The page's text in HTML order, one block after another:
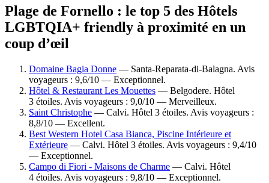
Plage de Fornello : le top 5 des Hôtels
LGBTQIA+ friendly à proximité en un
coup d’œil
Domaine Bagia Donne — Santa-Reparata-di-Balagna. Avis
voyageurs : 9,6/10 — Exceptionnel.
Hôtel & Restaurant Les Mouettes — Belgodere. Hôtel
3 étoiles. Avis voyageurs : 9,0/10 — Merveilleux.
Saint Christophe — Calvi. Hôtel 3 étoiles. Avis voyageurs :
8,8/10 — Excellent.
Best Western Hotel Casa Bianca, Piscine Intérieure et
Extérieure — Calvi. Hôtel 3 étoiles. Avis voyageurs : 9,4/10
— Exceptionnel.
Campo di Fiori - Maisons de Charme — Calvi. Hôtel
4 étoiles. Avis voyageurs : 9,8/10 — Exceptionnel.